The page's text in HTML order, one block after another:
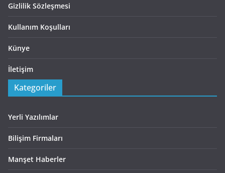
Gizlilik Sözleşmesi
Kullanım Koşulları
Künye
İletişim
Kategoriler
Yerli Yazılımlar
Bilişim Firmaları
Manşet Haberler